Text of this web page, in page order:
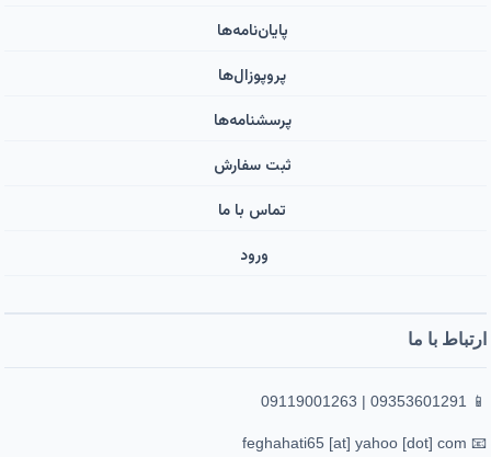
پایان‌نامه‌ها
پروپوزال‌ها
پرسشنامه‌ها
ثبت سفارش
تماس با ما
ورود ‌
ارتباط با ما
📱 09353601291 | 09119001263
📧 feghahati65 [at] yahoo [dot] com